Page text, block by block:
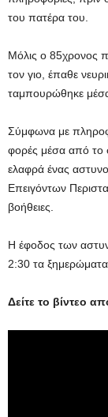
του πατέρα του.
Μόλις ο 85χρονος
τον γιο, έπαθε
ταμπουρώθηκε μέσα
Σύμφωνα με
φορές μέσα από το
ελαφρά ένας
Επειγόντων
βοήθειες.
Η έφοδος των
2:30 τα
Δείτε το βίντεο